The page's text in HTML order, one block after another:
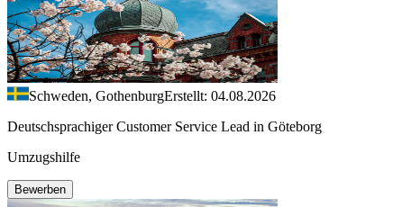
Schweden, GothenburgErstellt: 04.08.2026
Deutschsprachiger Customer Service Lead in Göteborg
Umzugshilfe
Bewerben